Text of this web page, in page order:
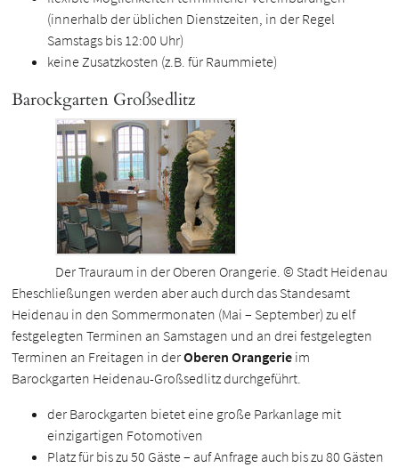
(innerhalb der üblichen Dienstzeiten, in der Regel
Samstags bis 12:00 Uhr)
keine Zusatzkosten (z.B. für Raummiete)
Barockgarten Großsedlitz
Der Trauraum in der Oberen Orangerie. © Stadt Heidenau
Eheschließungen werden aber auch durch das Standesamt
Heidenau in den Sommermonaten (Mai – September) zu elf
festgelegten Terminen an Samstagen und an drei festgelegten
Terminen an Freitagen in derOberen Orangerie im
Barockgarten Heidenau-Großsedlitz durchgeführt.
der Barockgarten bietet eine große Parkanlage mit
einzigartigen Fotomotiven
Platz für bis zu 50 Gäste – auf Anfrage auch bis zu 80 Gästen